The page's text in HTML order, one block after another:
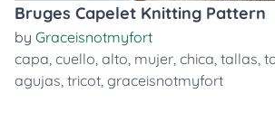
Bruges Capelet Knitting Pattern
by Graceisnotmyfort
capa, cuello, alto, mujer, chica, tallas,
agujas, tricot, graceisnotmyfort